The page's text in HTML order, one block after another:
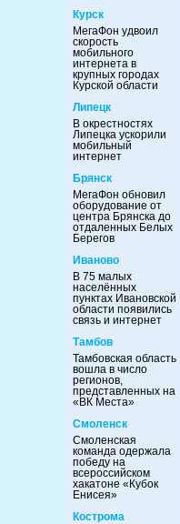
Курск
МегаФон удвоил
скорость
мобильного
интернета в
крупных городах
Курской области
Липецк
В окрестностях
Липецка ускорили
мобильный
интернет
Брянск
МегаФон обновил
оборудование от
центра Брянска до
отдаленных Белых
Берегов
Иваново
В 75 малых
населённых
пунктах Ивановской
области появились
связь и интернет
Тамбов
Тамбовская область
вошла в число
регионов,
представленных на
«ВК Места»
Смоленск
Смоленская
команда одержала
победу на
всероссийском
хакатоне «Кубок
Енисея»
Кострома